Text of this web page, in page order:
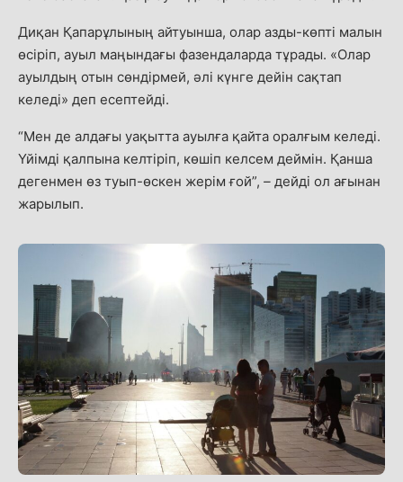
Диқан Қапарұлының айтуынша, олар азды-көпті малын
өсіріп, ауыл маңындағы фазендаларда тұрады. «Олар
ауылдың отын сөндірмей, әлі күнге дейін сақтап
келеді» деп есептейді.
“Мен де алдағы уақытта ауылға қайта оралғым келеді.
Үйімді қалпына келтіріп, көшіп келсем деймін. Қанша
дегенмен өз туып-өскен жерім ғой”, – дейді ол ағынан
жарылып.